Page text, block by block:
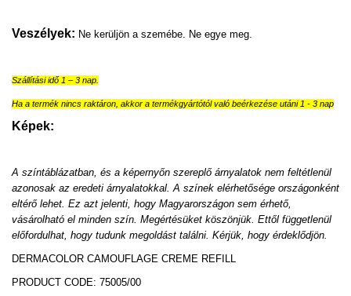
Veszélyek: Ne kerüljön a szemébe. Ne egye meg.
Szállítási idő 1 – 3 nap.
Ha a termék nincs raktáron, akkor a termékgyártótól való beérkezése utáni 1 - 3 nap
Képek:
A színtáblázatban, és a képernyőn szereplő árnyalatok nem feltétlenül
azonosak az eredeti árnyalatokkal. A színek elérhetősége országonként
eltérő lehet. Ez azt jelenti, hogy Magyarországon sem érhető,
vásárolható el minden szín. Megértésüket köszönjük. Ettől függetlenül
előfordulhat, hogy tudunk megoldást találni. Kérjük, hogy érdeklődjön.
DERMACOLOR CAMOUFLAGE CREME REFILL
PRODUCT CODE: 75005/00